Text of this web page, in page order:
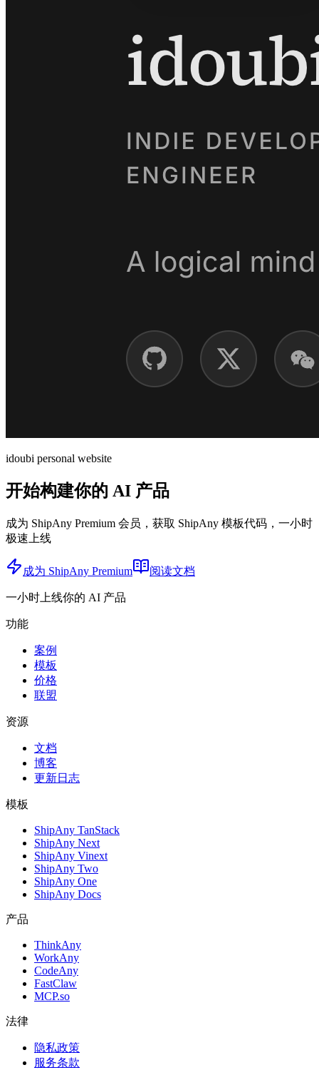
idoubi personal website
开始构建你的 AI 产品
成为 ShipAny Premium 会员，获取 ShipAny 模板代码，一小时
极速上线
成为 ShipAny Premium 阅读文档
一小时上线你的 AI 产品
功能
案例
模板
价格
联盟
资源
文档
博客
更新日志
模板
ShipAny TanStack
ShipAny Next
ShipAny Vinext
ShipAny Two
ShipAny One
ShipAny Docs
产品
ThinkAny
WorkAny
CodeAny
FastClaw
MCP.so
法律
隐私政策
服务条款